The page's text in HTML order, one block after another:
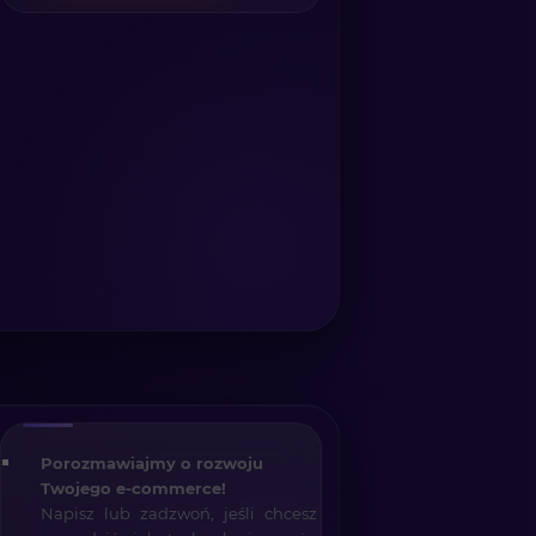
Porozmawiajmy o rozwoju
Twojego e-commerce!
Napisz lub zadzwoń, jeśli chcesz